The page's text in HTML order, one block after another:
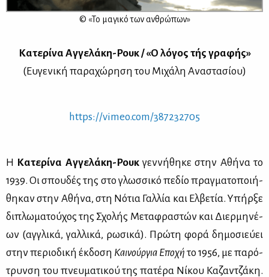
© «Το μα­γι­κό των αν­θρώ­πων»
Κα­τε­ρί­να Αγ­γε­λά­κη-Ρουκ / «Ο λό­γος τής γρα­φής»
(Ευ­γε­νι­κή πα­ρα­χώ­ρη­ση του Μι­χά­λη Ανα­στα­σί­ου)
https://​vimeo.​com/​387​2327​05
Η Κα­τε­ρί­να Αγ­γε­λά­κη-Ρουκγεν­νή­θη­κε στην Αθή­να το
1939. Οι σπου­δές της στο γλωσ­σι­κό πε­δίο πραγ­μα­το­ποι­ή­
θη­καν στην Αθή­να, στη Νό­τια Γαλ­λία και Ελ­βε­τία. Υπήρ­ξε
δι­πλω­μα­τού­χος της Σχο­λής Με­τα­φρα­στών και Διερ­μη­νέ­
ων (αγ­γλι­κά, γαλ­λι­κά, ρω­σι­κά). Πρώ­τη φο­ρά δη­μο­σιεύ­ει
στην πε­ριο­δι­κή έκ­δο­ση Και­νούρ­για Επο­χή το 1956, με πα­ρό­
τρυν­ση του πνευ­μα­τι­κού της πα­τέ­ρα Νί­κου Κα­ζαν­τζά­κη.